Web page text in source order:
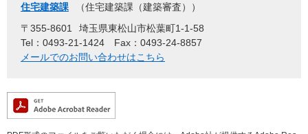
住宅建築課
住宅建築課（建築審査）
〒355-8601
埼玉県東松山市松葉町1-1-58
Tel：0493-21-1424
Fax：0493-24-8857
メールでのお問い合わせはこちら